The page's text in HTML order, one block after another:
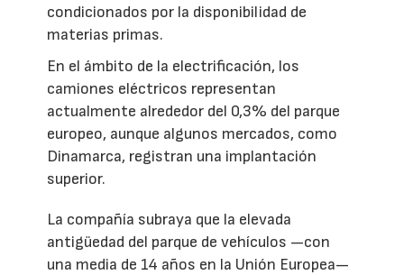
condicionados por la disponibilidad de
materias primas.
En el ámbito de la electrificación, los
camiones eléctricos representan
actualmente alrededor del 0,3% del parque
europeo, aunque algunos mercados, como
Dinamarca, registran una implantación
superior.
La compañía subraya que la elevada
antigüedad del parque de vehículos —con
una media de 14 años en la Unión Europea—